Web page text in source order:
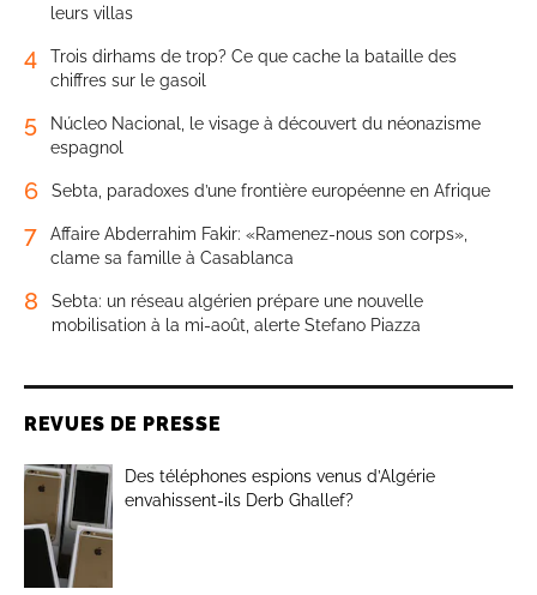
leurs villas
4
Trois dirhams de trop? Ce que cache la bataille des
chiffres sur le gasoil
5
Núcleo Nacional, le visage à découvert du néonazisme
espagnol
6 Sebta, paradoxes d’une frontière européenne en Afrique
7
Affaire Abderrahim Fakir: «Ramenez-nous son corps»,
clame sa famille à Casablanca
8
Sebta: un réseau algérien prépare une nouvelle
mobilisation à la mi-août, alerte Stefano Piazza
REVUES DE PRESSE
Des téléphones espions venus d’Algérie
envahissent-ils Derb Ghallef?